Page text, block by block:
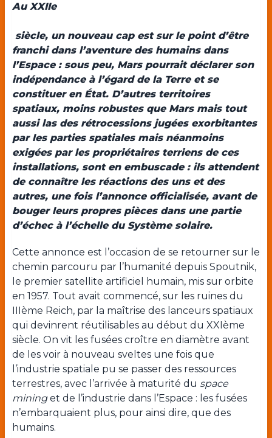
Au XXIIe
siècle, un nouveau cap est sur le point d’être
franchi dans l’aventure des humains dans
l’Espace : sous peu, Mars pourrait déclarer son
indépendance à l’égard de la Terre et se
constituer en État. D’autres territoires
spatiaux, moins robustes que Mars mais tout
aussi las des rétrocessions jugées exorbitantes
par les parties spatiales mais néanmoins
exigées par les propriétaires terriens de ces
installations, sont en embuscade : ils attendent
de connaître les réactions des uns et des
autres, une fois l’annonce officialisée, avant de
bouger leurs propres pièces dans une partie
d’échec à l’échelle du Système solaire.
Cette annonce est l’occasion de se retourner sur le
chemin parcouru par l’humanité depuis Spoutnik,
le premier satellite artificiel humain, mis sur orbite
en 1957. Tout avait commencé, sur les ruines du
IIIème Reich, par la maîtrise des lanceurs spatiaux
qui devinrent réutilisables au début du XXIème
siècle. On vit les fusées croître en diamètre avant
de les voir à nouveau sveltes une fois que
l’industrie spatiale pu se passer des ressources
terrestres, avec l’arrivée à maturité du space
mininget de l’industrie dans l’Espace : les fusées
n’embarquaient plus, pour ainsi dire, que des
humains.